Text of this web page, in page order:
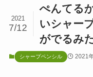
ぺんてる
いシャー
がでるみ
2021
7/12
シャープペンシル 2021